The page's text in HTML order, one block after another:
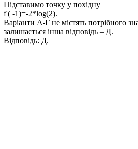
Підставимо точку у похідну
f'( -1)=-2*log(2).
Варіанти А-Г не містять потрібного
залишається інша відповідь – Д.
Відповідь: Д.